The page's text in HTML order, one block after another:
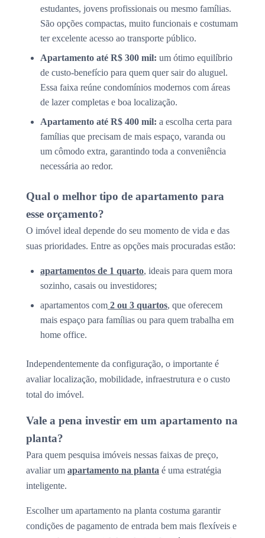
estudantes, jovens profissionais ou mesmo famílias.
São opções compactas, muito funcionais e costumam
ter excelente acesso ao transporte público.
Apartamento até R$ 300 mil: um ótimo equilíbrio
de custo-benefício para quem quer sair do aluguel.
Essa faixa reúne condomínios modernos com áreas
de lazer completas e boa localização.
Apartamento até R$ 400 mil: a escolha certa para
famílias que precisam de mais espaço, varanda ou
um cômodo extra, garantindo toda a conveniência
necessária ao redor.
Qual o melhor tipo de apartamento para
esse orçamento?
O imóvel ideal depende do seu momento de vida e das
suas prioridades. Entre as opções mais procuradas estão:
apartamentos de 1 quarto, ideais para quem mora
sozinho, casais ou investidores;
apartamentos com 2 ou 3 quartos, que oferecem
mais espaço para famílias ou para quem trabalha em
home office.
Independentemente da configuração, o importante é
avaliar localização, mobilidade, infraestrutura e o custo
total do imóvel.
Vale a pena investir em um apartamento na
planta?
Para quem pesquisa imóveis nessas faixas de preço,
avaliar um apartamento na planta é uma estratégia
inteligente.
Escolher um apartamento na planta costuma garantir
condições de pagamento de entrada bem mais flexíveis e